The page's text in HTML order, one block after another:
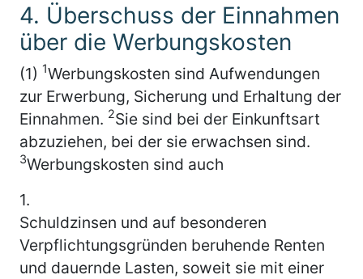
4. Überschuss der Einnahmen
über die Werbungskosten
(1) 1Werbungskosten sind Aufwendungen
zur Erwerbung, Sicherung und Erhaltung der
Einnahmen. 2Sie sind bei der Einkunftsart
abzuziehen, bei der sie erwachsen sind.
3Werbungskosten sind auch
1.
Schuldzinsen und auf besonderen
Verpflichtungsgründen beruhende Renten
und dauernde Lasten, soweit sie mit einer